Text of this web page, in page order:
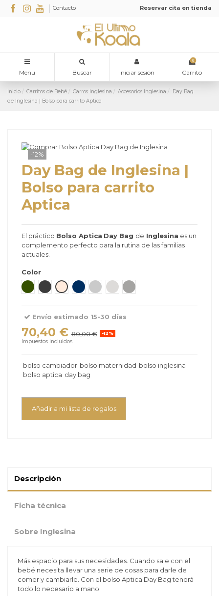
Contacto Reservar cita en tienda
Menu Buscar Iniciar sesión
0
Carrito
Inicio Carritos de Bebé Carros Inglesina Accesorios Inglesina
Day Bag
de Inglesina | Bolso para carrito Aptica
-12%
Day Bag de Inglesina |
Bolso para carrito
Aptica
El práctico Bolso Aptica Day Bag de Inglesina es un
complemento perfecto para la rutina de las familias
actuales.
Color
Emerald Green
Velvet GreyPashmina Beige
Resort BlueSatin GreyOpal IvoryPlatinum Grey
Envío estimado 15-30 días
70,40 € 80,00 € -12%
Impuestos incluidos
bolso cambiador bolso maternidad bolso inglesina
bolso aptica day bag
Añadir a mi lista de regalos
Descripción
Ficha técnica
Sobre Inglesina
Más espacio para sus necesidades. Cuando sale con el
bebé necesita llevar una serie de cosas para darle de
comer y cambiarle. Con el bolso Aptica Day Bag tendrá
todo lo necesario a mano.